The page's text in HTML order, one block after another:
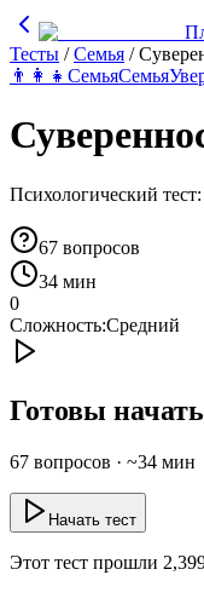
Тесты /Семья /
👨‍👩‍👧 СемьяСемья
Психологический
67 вопросов
34 мин
0
Сложность:Средний
Готовы
67 вопросов · ~34 мин
Начать тест
Этот тест прошли